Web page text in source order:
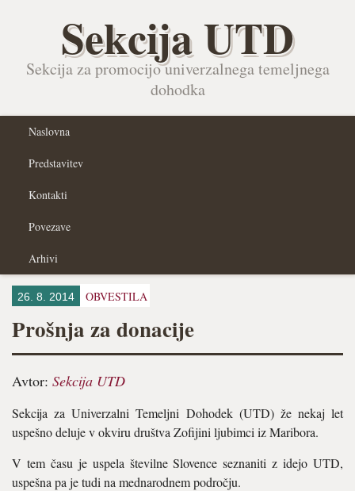
Sekcija UTD
Sekcija za promocijo univerzalnega temeljnega
dohodka
Naslovna
Predstavitev
Kontakti
Povezave
Arhivi
26. 8. 2014 OBVESTILA
Prošnja za donacije
Avtor: Sekcija UTD
Sekcija za Univerzalni Temeljni Dohodek (UTD) že nekaj let
uspešno deluje v okviru društva Zofijini ljubimci iz Maribora.
V tem času je uspela številne Slovence seznaniti z idejo UTD,
uspešna pa je tudi na mednarodnem področju.